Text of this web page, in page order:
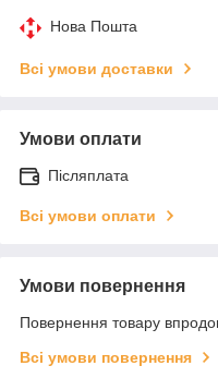
Нова Пошта
Всі умови доставки
Умови оплати
Післяплата
Всі умови оплати
Умови повернення
Повернення товару
Всі умови повернення